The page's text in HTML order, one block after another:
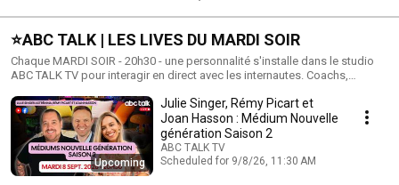
⭐️ABC TALK | LES LIVES DU MARDI SOIR
Chaque MARDI SOIR - 20h30 - une personnalité s'installe dans le studio
ABC TALK TV pour interagir en direct avec les internautes. Coachs,
toutes et tous passent 2h en LIVE à répondre à vos questions. Pour poser
vos questions : redaction@abctalk.fr
Upcoming
Julie Singer, Rémy Picart et
Joan Hasson : Médium Nouvelle
génération Saison 2
ABC TALK TV
Scheduled for 9/8/26, 11:30 AM